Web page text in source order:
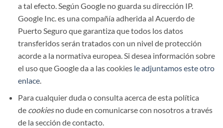
a tal efecto. Según Google no guarda su dirección IP.
Google Inc. es una compañía adherida al Acuerdo de
Puerto Seguro que garantiza que todos los datos
transferidos serán tratados con un nivel de protección
acorde a la normativa europea. Si desea información sobre
el uso que Google da a las cookies le adjuntamos este otro
enlace.
Para cualquier duda o consulta acerca de esta política
de cookiesno dude en comunicarse con nosotros a través
de la sección de contacto.